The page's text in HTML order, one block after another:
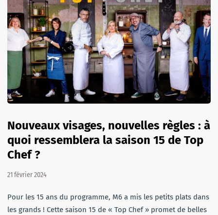
Nouveaux visages, nouvelles règles : à
quoi ressemblera la saison 15 de Top
Chef ?
21 février 2024
Pour les 15 ans du programme, M6 a mis les petits plats dans
les grands ! Cette saison 15 de « Top Chef » promet de belles